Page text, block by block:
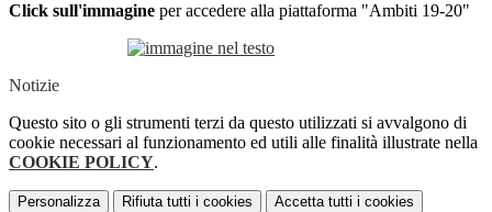
Click sull'immagine per accedere alla piattaforma "Ambiti 19-20"
Notizie
Questo sito o gli strumenti terzi da questo utilizzati si avvalgono di
cookie necessari al funzionamento ed utili alle finalità illustrate nella
COOKIE POLICY.
Personalizza Rifiuta tutti i cookies Accetta tutti i cookies